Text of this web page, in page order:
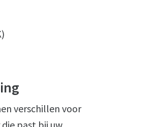
verschillen voor